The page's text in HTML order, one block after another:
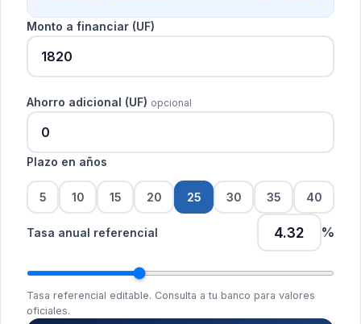
Monto a financiar (UF)
Ahorro adicional (UF) opcional
Plazo en años
5 10 15 20 25 30 35 40
Tasa anual referencial %
Tasa referencial editable. Consulta a tu banco para valores
oficiales.